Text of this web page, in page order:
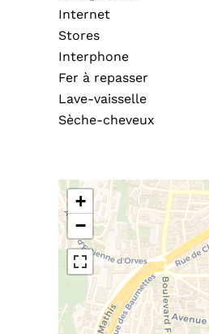
Internet
Stores
Interphone
Fer à repasser
Lave-vaisselle
Sèche-cheveux
+
−